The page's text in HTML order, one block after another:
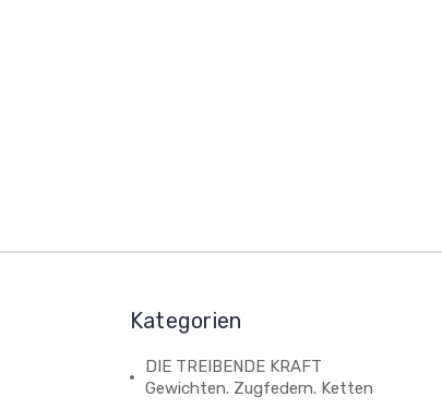
Kategorien
DIE TREIBENDE KRAFT
Gewichten. Zugfedern. Ketten